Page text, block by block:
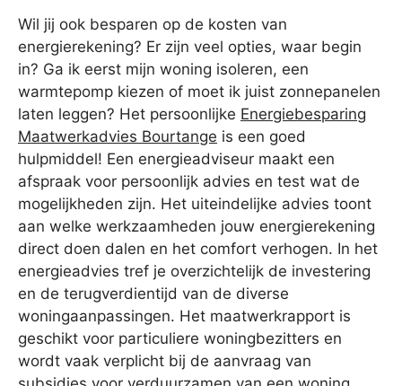
Wil jij ook besparen op de kosten van
energierekening? Er zijn veel opties, waar begin
in? Ga ik eerst mijn woning isoleren, een
warmtepomp kiezen of moet ik juist zonnepanelen
laten leggen? Het persoonlijke Energiebesparing
Maatwerkadvies Bourtange is een goed
hulpmiddel! Een energieadviseur maakt een
afspraak voor persoonlijk advies en test wat de
mogelijkheden zijn. Het uiteindelijke advies toont
aan welke werkzaamheden jouw energierekening
direct doen dalen en het comfort verhogen. In het
energieadvies tref je overzichtelijk de investering
en de terugverdientijd van de diverse
woningaanpassingen. Het maatwerkrapport is
geschikt voor particuliere woningbezitters en
wordt vaak verplicht bij de aanvraag van